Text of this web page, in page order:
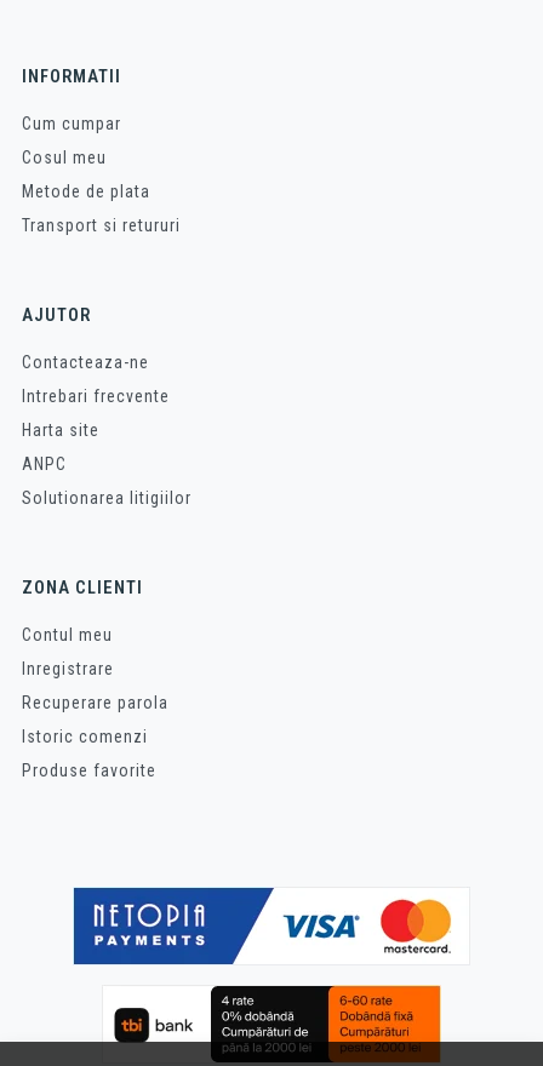
INFORMATII
Cum cumpar
Cosul meu
Metode de plata
Transport si retururi
AJUTOR
Contacteaza-ne
Intrebari frecvente
Harta site
ANPC
Solutionarea litigiilor
ZONA CLIENTI
Contul meu
Inregistrare
Recuperare parola
Istoric comenzi
Produse favorite